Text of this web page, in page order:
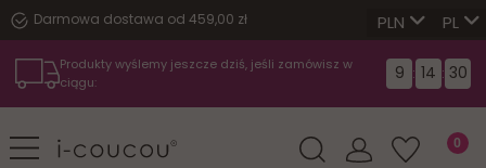
Darmowa dostawa od 459,00 zł
Produkty wyślemy jeszcze dziś, jeśli zamówisz w
ciągu:
9 : 14 : 29
PL